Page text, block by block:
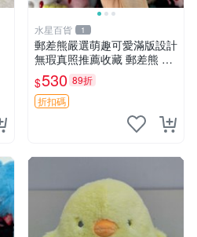
水星百貨 1
郵差熊嚴選萌趣可愛滿版設計
無瑕真照推薦收藏 郵差熊 熊
抱枕 紅薯啵啵間
$530 89折
折扣碼